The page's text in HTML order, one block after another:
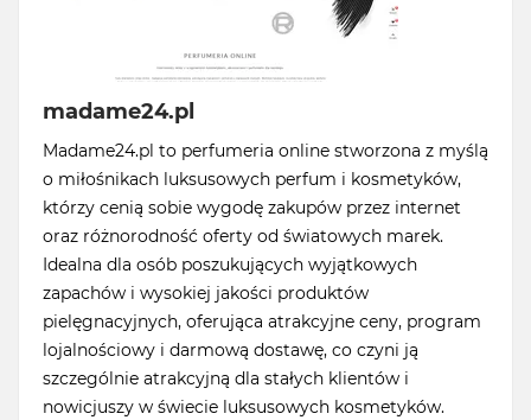
madame24.pl
Madame24.pl to perfumeria online stworzona z myślą
o miłośnikach luksusowych perfum i kosmetyków,
którzy cenią sobie wygodę zakupów przez internet
oraz różnorodność oferty od światowych marek.
Idealna dla osób poszukujących wyjątkowych
zapachów i wysokiej jakości produktów
pielęgnacyjnych, oferująca atrakcyjne ceny, program
lojalnościowy i darmową dostawę, co czyni ją
szczególnie atrakcyjną dla stałych klientów i
nowicjuszy w świecie luksusowych kosmetyków.